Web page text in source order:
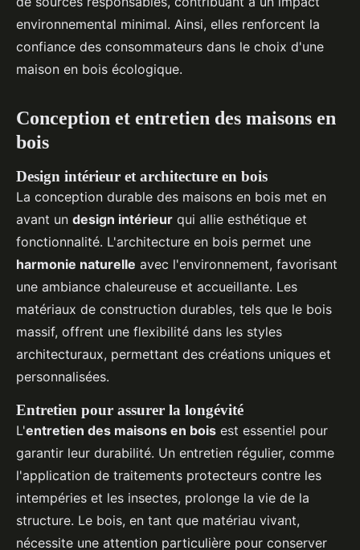
environnemental minimal. Ainsi, elles renforcent la
confiance des consommateurs dans le choix d'une
maison en bois écologique.
Conception et entretien des maisons en
bois
Design intérieur et architecture en bois
La conception durable des maisons en bois met en
avant un design intérieur qui allie esthétique et
fonctionnalité. L'architecture en bois permet une
harmonie naturelle avec l'environnement, favorisant
une ambiance chaleureuse et accueillante. Les
matériaux de construction durables, tels que le bois
massif, offrent une flexibilité dans les styles
architecturaux, permettant des créations uniques et
personnalisées.
Entretien pour assurer la longévité
L'entretien des maisons en bois est essentiel pour
garantir leur durabilité. Un entretien régulier, comme
l'application de traitements protecteurs contre les
intempéries et les insectes, prolonge la vie de la
structure. Le bois, en tant que matériau vivant,
nécessite une attention particulière pour conserver